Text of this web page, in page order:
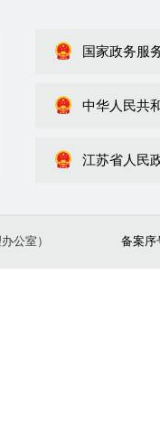
国家政务服
中华人民共
江苏省人民
公室） 备案序